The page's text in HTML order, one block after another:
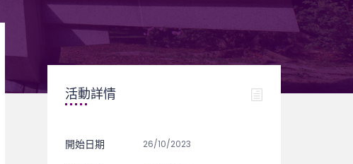
活動詳情
開始日期 26/10/2023